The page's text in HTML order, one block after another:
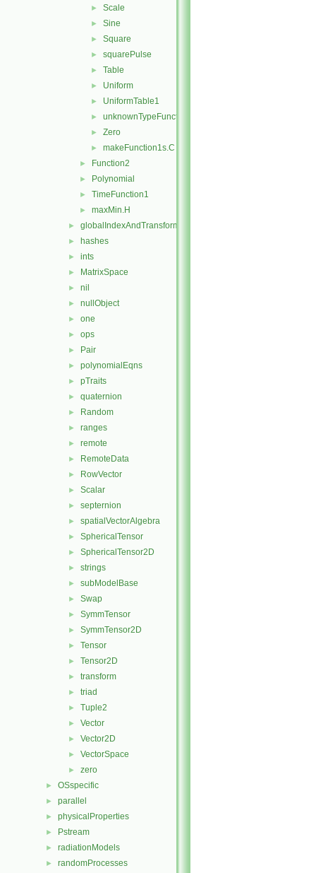
► Scale
► Sine
► Square
► squarePulse
► Table
► Uniform
► UniformTable1
► unknownTypeFunction1
► Zero
► makeFunction1s.C
► Function2
► Polynomial
► TimeFunction1
► maxMin.H
► globalIndexAndTransform
► hashes
► ints
► MatrixSpace
► nil
► nullObject
► one
► ops
► Pair
► polynomialEqns
► pTraits
► quaternion
► Random
► ranges
► remote
► RemoteData
► RowVector
► Scalar
► septernion
► spatialVectorAlgebra
► SphericalTensor
► SphericalTensor2D
► strings
► subModelBase
► Swap
► SymmTensor
► SymmTensor2D
► Tensor
► Tensor2D
► transform
► triad
► Tuple2
► Vector
► Vector2D
► VectorSpace
► zero
► OSspecific
► parallel
► physicalProperties
► Pstream
► radiationModels
► randomProcesses